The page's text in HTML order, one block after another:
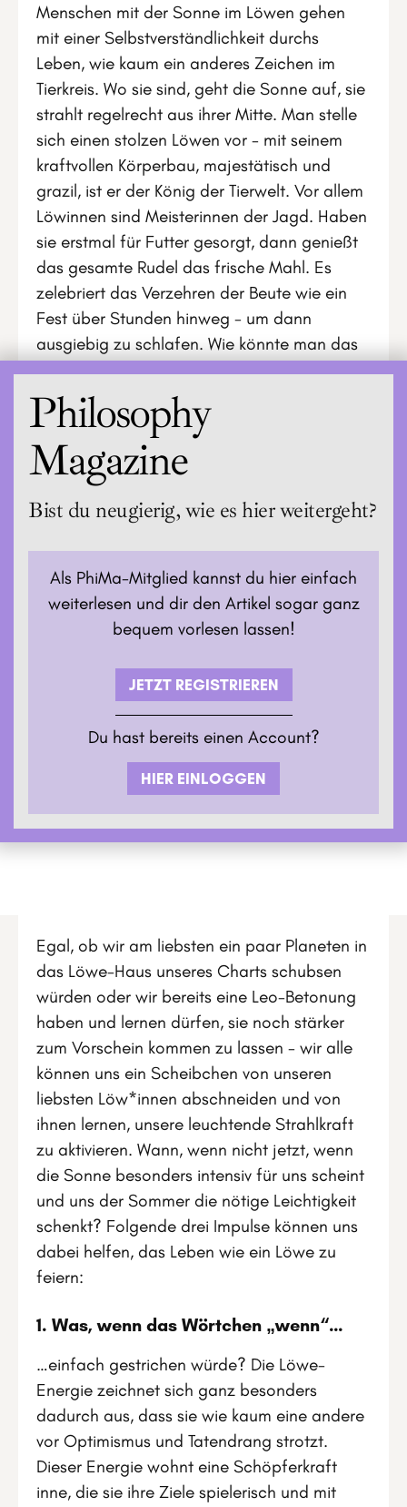
Menschen mit der Sonne im Löwen gehen
mit einer Selbstverständlichkeit durchs
Leben, wie kaum ein anderes Zeichen im
Tierkreis. Wo sie sind, geht die Sonne auf, sie
strahlt regelrecht aus ihrer Mitte. Man stelle
sich einen stolzen Löwen vor - mit seinem
kraftvollen Körperbau, majestätisch und
grazil, ist er der König der Tierwelt. Vor allem
Löwinnen sind Meisterinnen der Jagd. Haben
sie erstmal für Futter gesorgt, dann genießt
das gesamte Rudel das frische Mahl. Es
zelebriert das Verzehren der Beute wie ein
Fest über Stunden hinweg - um dann
ausgiebig zu schlafen. Wie könnte man das
Philosophy
Magazine
Bist du neugierig, wie es hier weitergeht?
Als PhiMa-Mitglied kannst du hier einfach
weiterlesen und dir den Artikel sogar ganz
bequem vorlesen lassen!
JETZT REGISTRIEREN
Du hast bereits einen Account?
HIER EINLOGGEN
Egal, ob wir am liebsten ein paar Planeten in
das Löwe-Haus unseres Charts schubsen
würden oder wir bereits eine Leo-Betonung
haben und lernen dürfen, sie noch stärker
zum Vorschein kommen zu lassen - wir alle
können uns ein Scheibchen von unseren
liebsten Löw*innen abschneiden und von
ihnen lernen, unsere leuchtende Strahlkraft
zu aktivieren. Wann, wenn nicht jetzt, wenn
die Sonne besonders intensiv für uns scheint
und uns der Sommer die nötige Leichtigkeit
schenkt? Folgende drei Impulse können uns
dabei helfen, das Leben wie ein Löwe zu
feiern:
1. Was, wenn das Wörtchen „wenn“…
…einfach gestrichen würde? Die Löwe-
Energie zeichnet sich ganz besonders
dadurch aus, dass sie wie kaum eine andere
vor Optimismus und Tatendrang strotzt.
Dieser Energie wohnt eine Schöpferkraft
inne, die sie ihre Ziele spielerisch und mit